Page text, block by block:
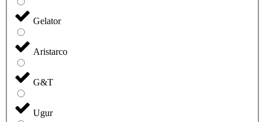
Gelator
Aristarco
G&T
Ugur